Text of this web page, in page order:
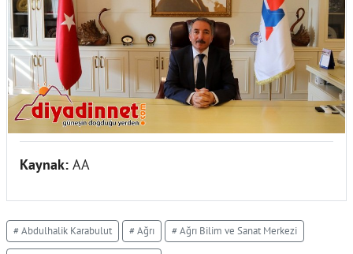
Kaynak: AA
# Abdulhalik Karabulut # Ağrı # Ağrı Bilim ve Sanat Merkezi